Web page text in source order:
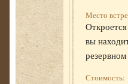
Место
вы
Стоимость: